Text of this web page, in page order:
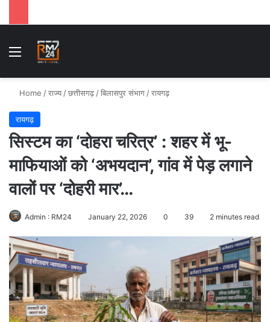
Menu
Home /राज्य /छत्तीसगढ़ /बिलासपुर संभाग /रायगढ़
रायगढ़
सिस्टम का ‘दोहरा चरित्र’ : शहर में भू-
माफियाओं को ‘अभयदान’, गांव में पेड़ लगाने
वालों पर ‘दोहरी मार’…
Admin : RM24 January 22, 2026 0 39 2 minutes read